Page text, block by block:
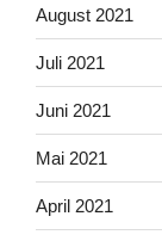
August 2021
Juli 2021
Juni 2021
Mai 2021
April 2021